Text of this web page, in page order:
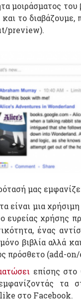
μοιράσματος
το
preview).
μας
είναι μια
ευρείας χρήσης
ένας
βιβλία αλλά
πρόσθετο (add-
επίσης
τα
like στο Facebook.